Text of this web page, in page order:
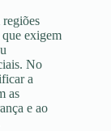
regiões
que exigem
No
a
as
e ao